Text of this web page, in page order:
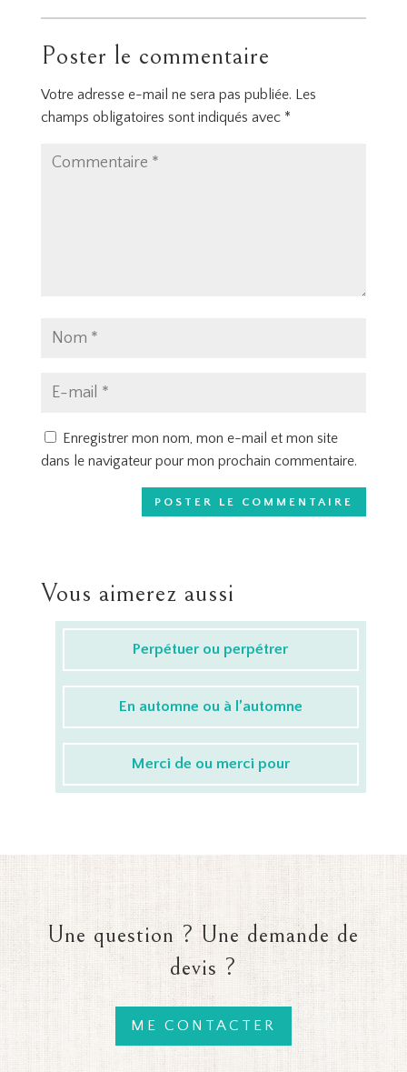
Poster le commentaire
Votre adresse e-mail ne sera pas publiée. Les
champs obligatoires sont indiqués avec *
Enregistrer mon nom, mon e-mail et mon site
dans le navigateur pour mon prochain commentaire.
Vous aimerez aussi
Perpétuer ou perpétrer
En automne ou à l’automne
Merci de ou merci pour
Une question ? Une demande de
devis ?
ME CONTACTER